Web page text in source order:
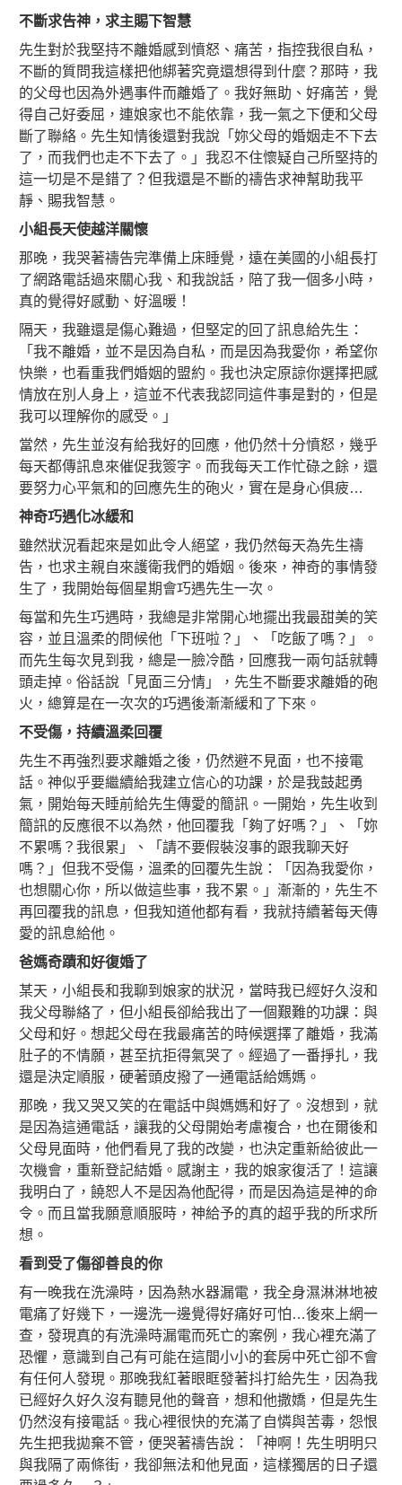
不斷求告神，求主賜下智慧
先生對於我堅持不離婚感到憤怒、痛苦，指控我很自私，
不斷的質問我這樣把他綁著究竟還想得到什麼？那時，我
的父母也因為外遇事件而離婚了。我好無助、好痛苦，覺
得自己好委屈，連娘家也不能依靠，我一氣之下便和父母
斷了聯絡。先生知情後還對我說「妳父母的婚姻走不下去
了，而我們也走不下去了。」我忍不住懷疑自己所堅持的
這一切是不是錯了？但我還是不斷的禱告求神幫助我平
靜、賜我智慧。
小組長天使越洋關懷
那晚，我哭著禱告完準備上床睡覺，遠在美國的小組長打
了網路電話過來關心我、和我說話，陪了我一個多小時，
真的覺得好感動、好溫暖！
隔天，我雖還是傷心難過，但堅定的回了訊息給先生：
「我不離婚，並不是因為自私，而是因為我愛你，希望你
快樂，也看重我們婚姻的盟約。我也決定原諒你選擇把感
情放在別人身上，這並不代表我認同這件事是對的，但是
我可以理解你的感受。」
當然，先生並沒有給我好的回應，他仍然十分憤怒，幾乎
每天都傳訊息來催促我簽字。而我每天工作忙碌之餘，還
要努力心平氣和的回應先生的砲火，實在是身心俱疲…
神奇巧遇化冰緩和
雖然狀況看起來是如此令人絕望，我仍然每天為先生禱
告，也求主親自來護衛我們的婚姻。後來，神奇的事情發
生了，我開始每個星期會巧遇先生一次。
每當和先生巧遇時，我總是非常開心地擺出我最甜美的笑
容，並且溫柔的問候他「下班啦？」、「吃飯了嗎？」。
而先生每次見到我，總是一臉冷酷，回應我一兩句話就轉
頭走掉。俗話說「見面三分情」，先生不斷要求離婚的砲
火，總算是在一次次的巧遇後漸漸緩和了下來。
不受傷，持續溫柔回覆
先生不再強烈要求離婚之後，仍然避不見面，也不接電
話。神似乎要繼續給我建立信心的功課，於是我鼓起勇
氣，開始每天睡前給先生傳愛的簡訊。一開始，先生收到
簡訊的反應很不以為然，他回覆我「夠了好嗎？」、「妳
不累嗎？我很累」、「請不要假裝沒事的跟我聊天好
嗎？」但我不受傷，溫柔的回覆先生說：「因為我愛你，
也想關心你，所以做這些事，我不累。」漸漸的，先生不
再回覆我的訊息，但我知道他都有看，我就持續著每天傳
愛的訊息給他。
爸媽奇蹟和好復婚了
某天，小組長和我聊到娘家的狀況，當時我已經好久沒和
我父母聯絡了，但小組長卻給我出了一個艱難的功課：與
父母和好。想起父母在我最痛苦的時候選擇了離婚，我滿
肚子的不情願，甚至抗拒得氣哭了。經過了一番掙扎，我
還是決定順服，硬著頭皮撥了一通電話給媽媽。
那晚，我又哭又笑的在電話中與媽媽和好了。沒想到，就
是因為這通電話，讓我的父母開始考慮複合，也在爾後和
父母見面時，他們看見了我的改變，也決定重新給彼此一
次機會，重新登記結婚。感謝主，我的娘家復活了！這讓
我明白了，饒恕人不是因為他配得，而是因為這是神的命
令。而且當我願意順服時，神給予的真的超乎我的所求所
想。
看到受了傷卻善良的你
有一晚我在洗澡時，因為熱水器漏電，我全身濕淋淋地被
電痛了好幾下，一邊洗一邊覺得好痛好可怕…後來上網一
查，發現真的有洗澡時漏電而死亡的案例，我心裡充滿了
恐懼，意識到自己有可能在這間小小的套房中死亡卻不會
有任何人發現。那晚我紅著眼眶發著抖打給先生，因為我
已經好久好久沒有聽見他的聲音，想和他撒嬌，但是先生
仍然沒有接電話。我心裡很快的充滿了自憐與苦毒，怨恨
先生把我拋棄不管，便哭著禱告說：「神啊！先生明明只
與我隔了兩條街，我卻無法和他見面，這樣獨居的日子還